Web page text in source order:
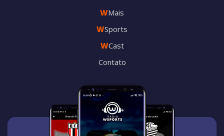
WMais
WSports
WCast
Contato